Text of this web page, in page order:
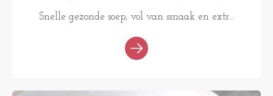
Snelle gezonde soep, vol van smaak en extr...